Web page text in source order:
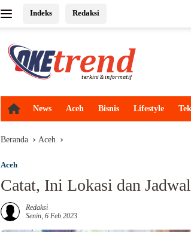
Indeks Redaksi
H
e
News Aceh Bisnis Lifestyle
Beranda Aceh
Aceh
Catat, Ini Lokasi dan
Redaksi
Senin, 6 Feb 2023